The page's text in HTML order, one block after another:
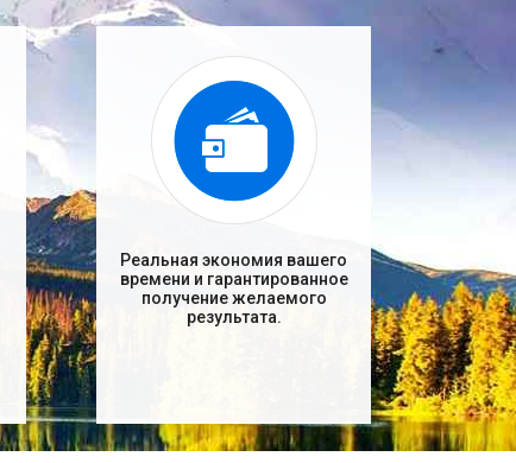
Реальная экономия вашего
времени и гарантированное
получение желаемого
результата.